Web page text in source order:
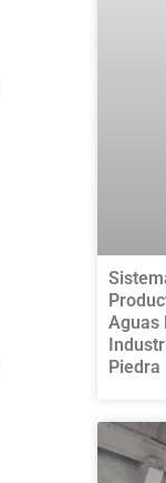
Aguas
Piedra